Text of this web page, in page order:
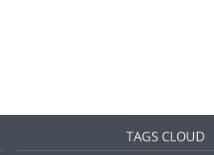
TAGS CLOUD